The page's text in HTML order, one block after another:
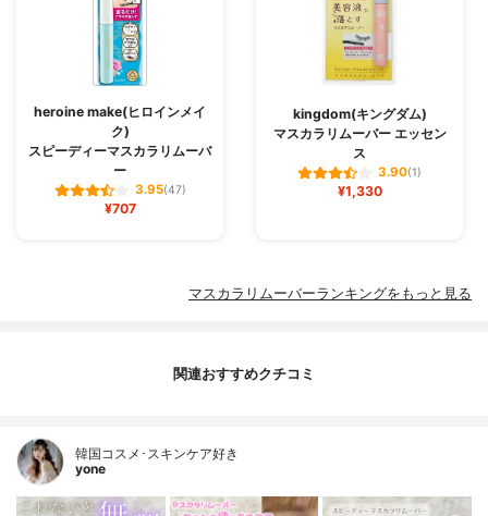
heroine make(ヒロインメイ
ク)
スピーディーマスカラリムーバ
ー
3.95(47)
¥707
kingdom(キングダム)
マスカラリムーバー エッセン
ス
3.90(1)
¥1,330
マスカラリムーバーランキングをもっと見る
関連おすすめクチコミ
韓国コスメ･スキンケア好き
yone